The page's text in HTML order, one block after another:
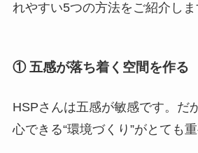
れやすい5つの方法をご紹介しま
① 五感が落ち着く空間を作る
HSPさんは五感が敏感です。だ
心できる“環境づくり”がとても重